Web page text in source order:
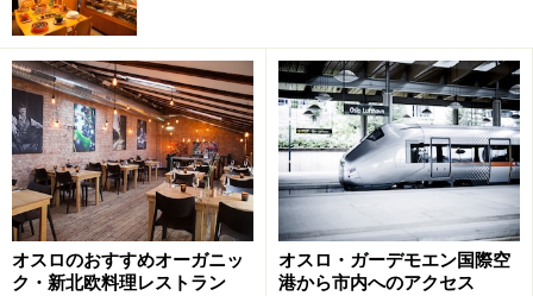
料Wi-Fiあり。観光案内所で無料でもらえる中心地の地図
は、旅行スポットがわかりやすく表示されているので、
日本の旅行本とあわせて持っておくと役立つでしょう。
観光案内所の奥のスペースでは、ノルウェーがシーフー
ドの街として栄えてきた経緯や養殖サーモンに関する資
料を、映像で無料で見ることができます。
実はとても便利なのが観光案内所が運営する公式ホーム
ページ！ おすすめの宿泊施設、飲食店、季節ごとのイベ
オスロのおすすめオーガニッ
ク・新北欧料理レストラン
オスロ・ガーデモエン国際空
港から市内へのアクセス